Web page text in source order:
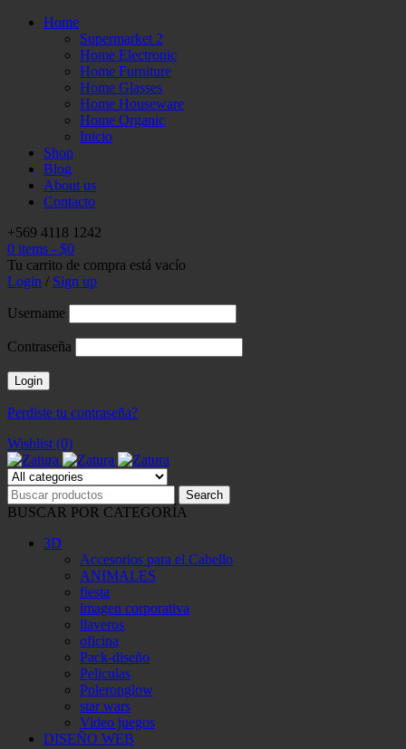
Home
Supermarket 2
Home Electronic
Home Furniture
Home Glasses
Home Houseware
Home Organic
Inicio
Shop
Blog
About us
Contacto
+569 4118 1242
0 items - $0
Tu carrito de compra está vacío
Login / Sign up
Username
Contraseña
Perdiste tu contraseña?
Wishlist (0)
BUSCAR POR CATEGORÍA
3D
Accesorios para el Cabello
ANIMALES
fiesta
imagen corporativa
llaveros
oficina
Pack-diseño
Peliculas
Poleronglow
star wars
Video juegos
DISEÑO WEB